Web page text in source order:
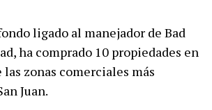
ligado al manejador de Bad
ha comprado 10 propiedades en
las zonas comerciales más
Juan.